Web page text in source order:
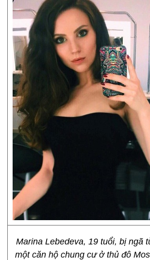
Marina Lebedeva, 19 tuổi, bị ngã
một căn hộ chung cư ở thủ đô